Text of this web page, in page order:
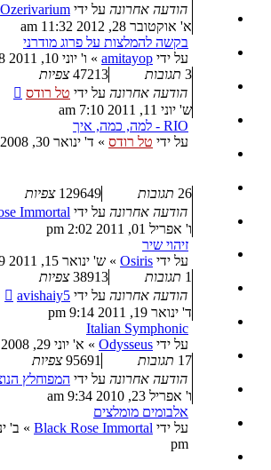
הודעה אחרונה על ידי Ozerivarium
א' אוקטובר 28, 2012 11:32 am
בקשה להמלצות על פרוג מודרני
על ידי amitayop
» ו' יוני 10, 2011 10:08 am
3 תגובות 47213 צפיות
הודעה אחרונה על ידי טל רודס
ש' יוני 11, 2011 7:10 am
RIO - למה, כמה, איך
על ידי טל רודס » ד' ינואר 30, 2008 10:43 pm
26 תגובות 129649 צפיות
הודעה אחרונה על ידי Immortal
ו' אפריל 01, 2011 2:02 pm
זיהוי שיר
על ידי Osiris
» ש' ינואר 15, 2011 9:39 am
1 תגובות 38913 צפיות
הודעה אחרונה על ידי avishaiy5
ד' ינואר 19, 2011 9:14 pm
Italian Symphonic
על ידי Odysseus
» א' יוני 29, 2008 12:08 pm
17 תגובות 95691 צפיות
הודעה אחרונה על ידי המפוחלץ
ו' אפריל 23, 2010 9:34 am
אלבומים מומלצים
על ידי Black Rose Immortal
»
pm